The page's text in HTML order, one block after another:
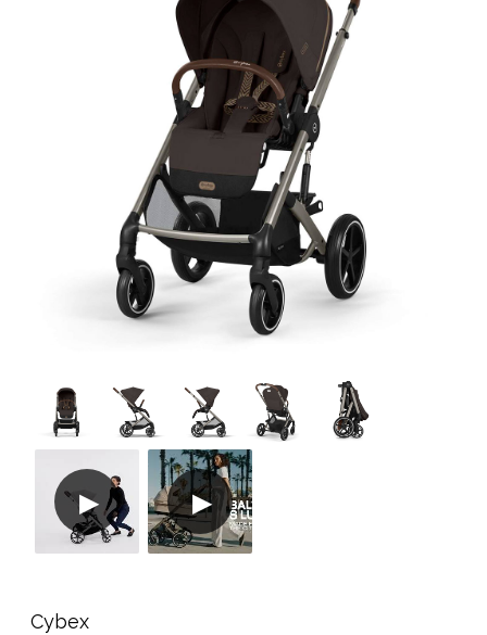
Cybex
Lelut ja pelit
Äiti & Isä
Huonekalut & vuodevaatteet
Tarvikkeet
Varaosat
Kampanjat
Lahjavinkkejä
Suosikit
Tavaramerkit
Aurinko ja uinti Outlet
Opas
Ota meihin yhteyttä osoitteessa
Myymälämme